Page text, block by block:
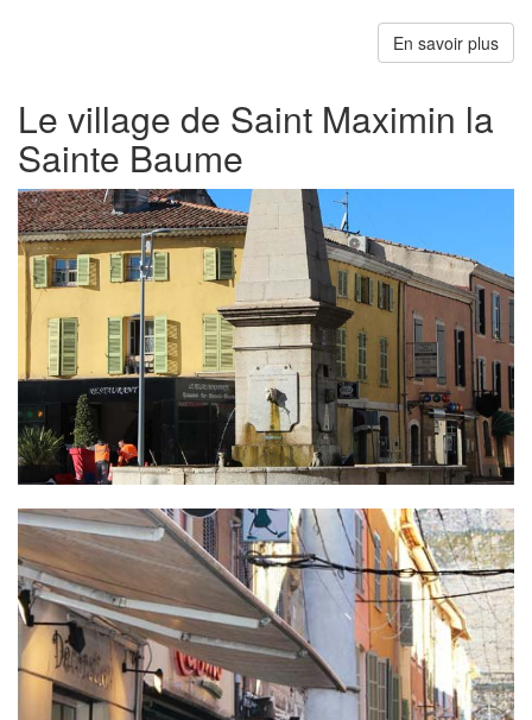
En savoir plus
Le village de Saint Maximin la
Sainte Baume